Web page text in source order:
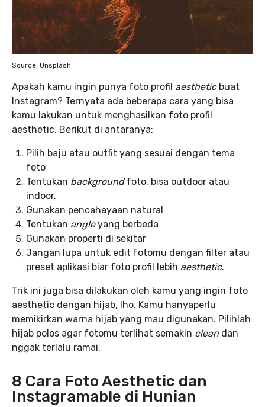
Source: Unsplash
Apakah kamu ingin punya foto profil aestheticbuat
Instagram? Ternyata ada beberapa cara yang bisa
kamu lakukan untuk menghasilkan foto profil
aesthetic. Berikut di antaranya:
Pilih baju atau outfit yang sesuai dengan tema
foto
Tentukan backgroundfoto, bisa outdoor atau
indoor.
Gunakan pencahayaan natural
Tentukan angleyang berbeda
Gunakan properti di sekitar
Jangan lupa untuk edit fotomu dengan filter atau
preset aplikasi biar foto profil lebih aesthetic.
Trik ini juga bisa dilakukan oleh kamu yang ingin foto
aesthetic dengan hijab, lho. Kamu hanyaperlu
memikirkan warna hijab yang mau digunakan. Pilihlah
hijab polos agar fotomu terlihat semakin clean dan
nggak terlalu ramai.
8 Cara Foto Aesthetic dan
Instagramable di Hunian